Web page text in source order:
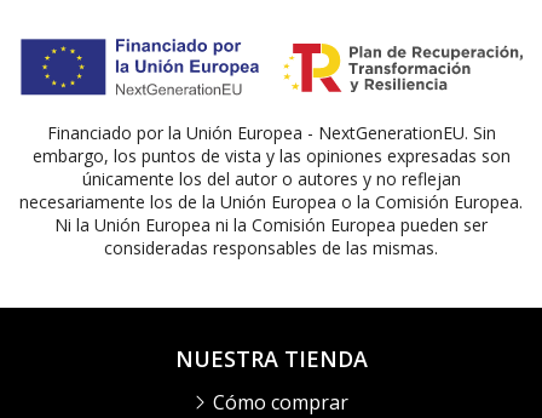
Financiado por la Unión Europea - NextGenerationEU. Sin
embargo, los puntos de vista y las opiniones expresadas son
únicamente los del autor o autores y no reflejan
necesariamente los de la Unión Europea o la Comisión Europea.
Ni la Unión Europea ni la Comisión Europea pueden ser
consideradas responsables de las mismas.
NUESTRA TIENDA
Cómo comprar